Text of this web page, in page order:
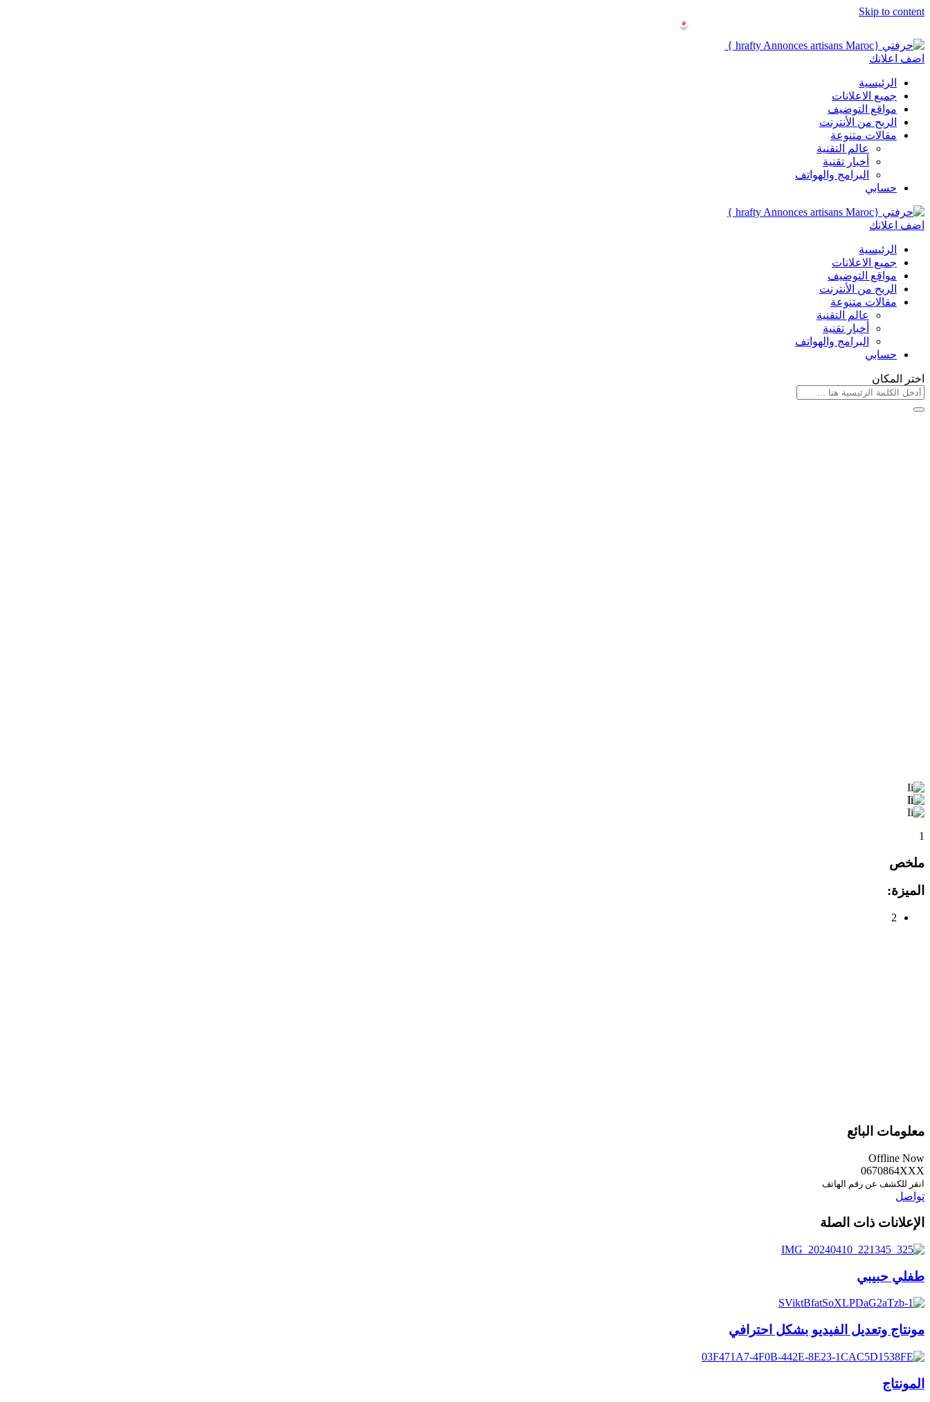
Skip to content
اضف اعلانك
الرئيسية
جميع الاعلانات
مواقع التوضيف
الربح من الأنترنت
مقالات متنوعة
عالم التقنية
أخبار تقنية
البرامج والهواتف
حسابي
اضف اعلانك
الرئيسية
جميع الاعلانات
مواقع التوضيف
الربح من الأنترنت
مقالات متنوعة
عالم التقنية
أخبار تقنية
البرامج والهواتف
حسابي
اختر المكان
1
ملخص
الميزة:
2
معلومات البائع
Offline Now
0670864XXX
انقر للكشف عن رقم الهاتف
تواصل
الإعلانات ذات الصلة
طفلي حبيبي
مونتاج وتعديل الفيديو بشكل احترافي
المونتاج